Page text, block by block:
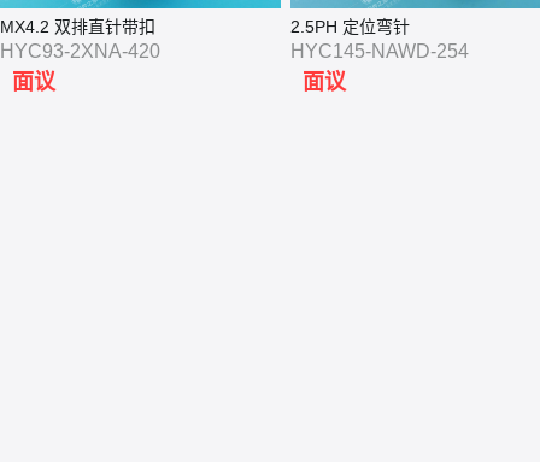
MX4.2 双排直针带扣
HYC93-2XNA-420
面议
2.5PH 定位弯针
HYC145-NAWD-254
面议